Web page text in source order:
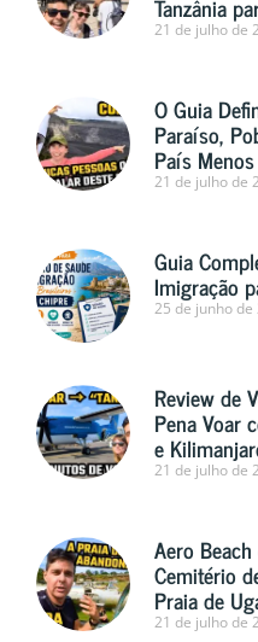
Tanzânia
21 de julho de
O Guia
Paraíso,
País
21 de julho de
Guia
Imigração
25 de junho de
Review de
Pena Voar
e
21 de julho de
Aero
Cemitério
Praia de
21 de julho de